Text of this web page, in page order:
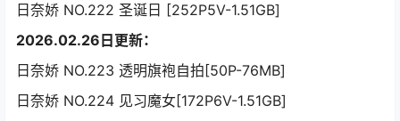
日奈娇 NO.222 圣诞日 [252P5V-1.51GB]
2026.02.26日更新：
日奈娇 NO.223 透明旗袍自拍[50P-76MB]
日奈娇 NO.224 见习魔女[172P6V-1.51GB]